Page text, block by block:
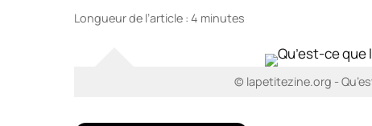
Longueur de l’article : 4 minutes
© lapetitezine.org -